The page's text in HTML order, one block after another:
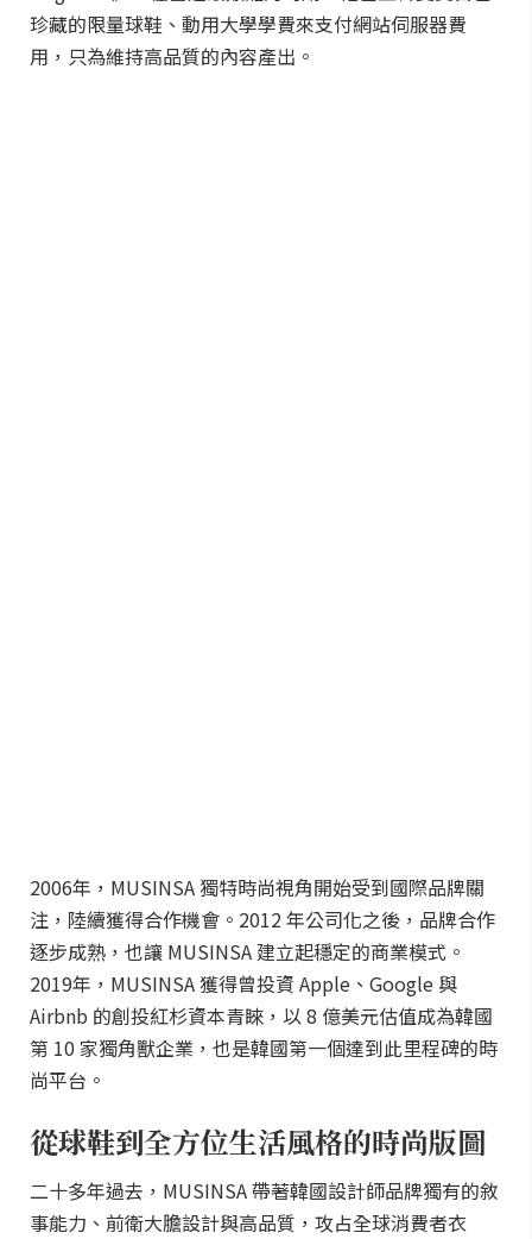
珍藏的限量球鞋、動用大學學費來支付網站伺服器費
用，只為維持高品質的內容產出。
2006年，MUSINSA 獨特時尚視角開始受到國際品牌關
注，陸續獲得合作機會。2012 年公司化之後，品牌合作
逐步成熟，也讓 MUSINSA 建立起穩定的商業模式。
2019年，MUSINSA 獲得曾投資 Apple、Google 與
Airbnb 的創投紅杉資本青睞，以 8 億美元估值成為韓國
第 10 家獨角獸企業，也是韓國第一個達到此里程碑的時
尚平台。
從球鞋到全方位生活風格的時尚版圖
二十多年過去，MUSINSA 帶著韓國設計師品牌獨有的敘
事能力、前衛大膽設計與高品質，攻占全球消費者衣